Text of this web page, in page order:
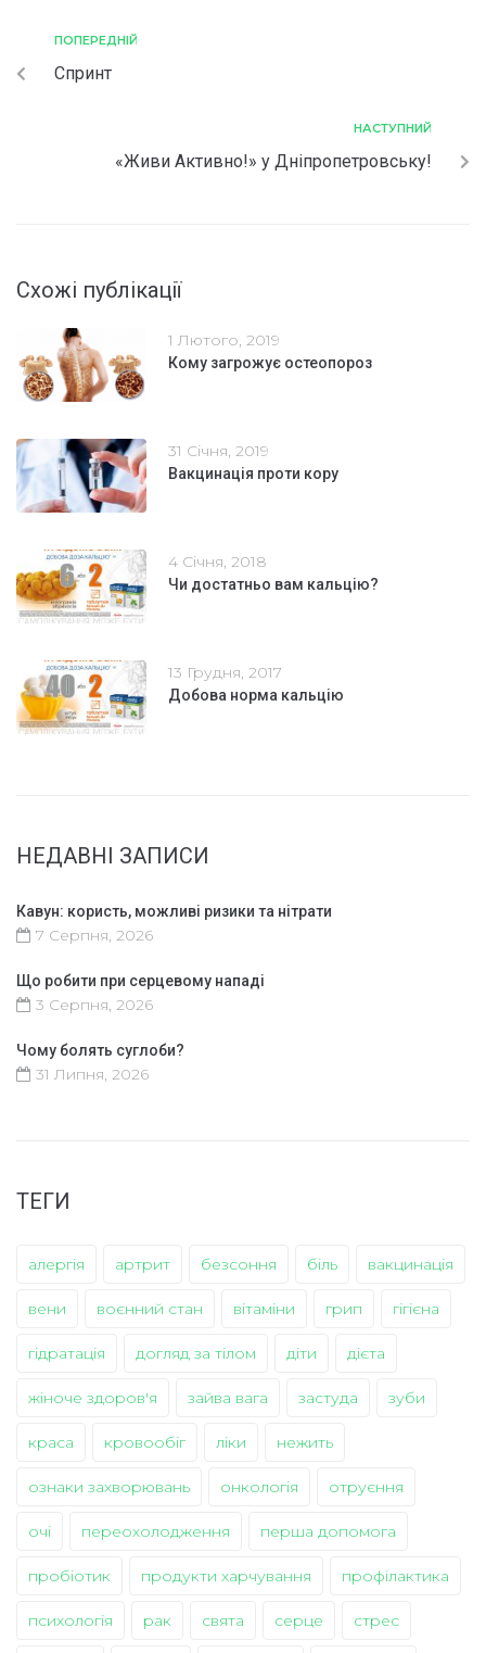
ПОПЕРЕДНІЙ
Спринт
НАСТУПНИЙ
«Живи Активно!» у Дніпропетровську!
Схожі публікації
1 Лютого, 2019
Кому загрожує остеопороз
31 Січня, 2019
Вакцинація проти кору
4 Січня, 2018
Чи достатньо вам кальцію?
13 Грудня, 2017
Добова норма кальцію
НЕДАВНІ ЗАПИСИ
Кавун: користь, можливі ризики та нітрати
7 Серпня, 2026
Що робити при серцевому нападі
3 Серпня, 2026
Чому болять суглоби?
31 Липня, 2026
ТЕГИ
алергія артрит безсоння біль вакцинація
вени воєнний стан вітаміни грип гігієна
гідратація догляд за тілом діти дієта
жіноче здоров'я зайва вага застуда зуби
краса кровообіг ліки нежить
ознаки захворювань онкологія отруєння
очі переохолодження перша допомога
пробіотик продукти харчування профілактика
психологія рак свята серце стрес